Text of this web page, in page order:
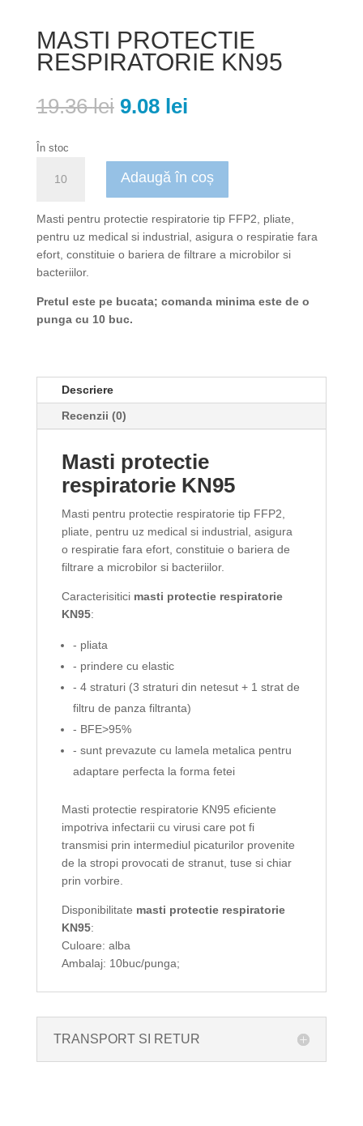
MASTI PROTECTIE
RESPIRATORIE KN95
19.36lei Prețul
fost:
19.36 lei.
9.08 leiPrețul
9.08 lei.
În stoc
MASTI
RESPIRATORIE
KN95
Adaugă în coș
Masti pentru protectie respiratorie tip FFP2, pliate,
pentru uz medical si industrial, asigura o respiratie fara
efort, constituie o bariera de filtrare a microbilor si
bacteriilor.
Pretul este pe bucata; comanda minima este de o
punga cu 10 buc.
Descriere
Recenzii (0)
Masti protectie
respiratorie KN95
Masti pentru protectie respiratorie tip FFP2,
pliate, pentru uz medical si industrial, asigura
o respiratie fara efort, constituie o bariera de
filtrare a microbilor si bacteriilor.
Caracterisitici masti protectie respiratorie
KN95:
- pliata
- prindere cu elastic
- 4 straturi (3 straturi din netesut + 1 strat de
filtru de panza filtranta)
- BFE>95%
- sunt prevazute cu lamela metalica pentru
adaptare perfecta la forma fetei
Masti protectie respiratorie KN95 eficiente
impotriva infectarii cu virusi care pot fi
transmisi prin intermediul picaturilor provenite
de la stropi provocati de stranut, tuse si chiar
prin vorbire.
Disponibilitate masti protectie respiratorie
KN95:
Culoare: alba
Ambalaj: 10buc/punga;
TRANSPORT SI RETUR